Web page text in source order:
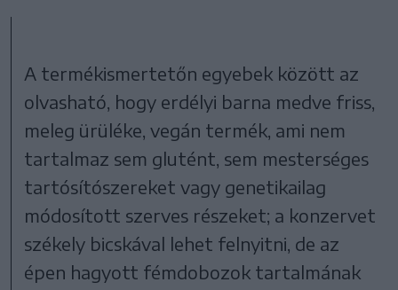
A termékismertetőn egyebek között az
olvasható, hogy erdélyi barna medve friss,
meleg ürüléke, vegán termék, ami nem
tartalmaz sem glutént, sem mesterséges
tartósítószereket vagy genetikailag
módosított szerves részeket; a konzervet
székely bicskával lehet felnyitni, de az
épen hagyott fémdobozok tartalmának